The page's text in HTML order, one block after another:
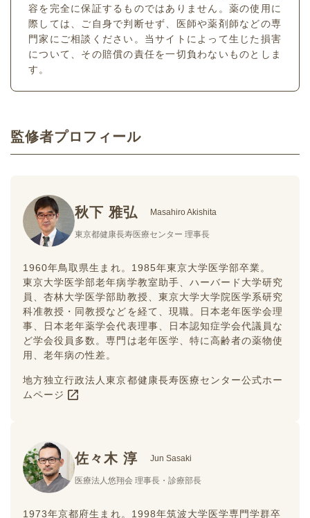
容を完全に保証するものではありません。薬の使用に
際しては、ご自身で判断せず、医師や薬剤師などの専
門家にご相談ください。当サイトによって生じた損害
について、その賠償の責任を一切負わないものとしま
す。
監修者プロフィール
秋下 雅弘 Masahiro Akishita
東京都健康長寿医療センター 理事長
1960年鳥取県生まれ。1985年東京大学医学部卒業。
東京大学医学部老年病学教室助手、ハーバード大学研究
員、杏林大学医学部助教授、東京大学大学院医学系研究
科准教授・同教授などを経て、現職。日本老年医学会理
事、日本老年薬学会代表理事、日本認知症学会代議員な
ど学会役員多数。専門は老年医学、特に高齢者の薬物使
用、老年病の性差。
地方独立行政法人東京都健康長寿医療センター公式ホー
ムページ
佐々木 淳 Jun Sasaki
医療法人悠翔会 理事長・診療部長
1973年京都府生まれ。1998年筑波大学医学専門学群卒